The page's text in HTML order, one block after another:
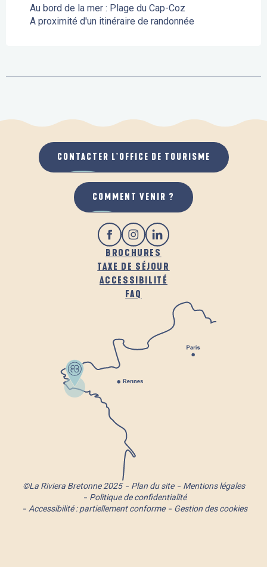
Au bord de la mer : Plage du Cap-Coz
A proximité d'un itinéraire de randonnée
BROCHURES
TAXE DE SÉJOUR
ACCESSIBILITÉ
FAQ
CONTACTER L'OFFICE DE TOURISME
COMMENT VENIR ?
©La Riviera Bretonne 2025 Plan du site
Mentions légales
Politique de confidentialité
Accessibilité : partiellement conforme
Gestion des cookies